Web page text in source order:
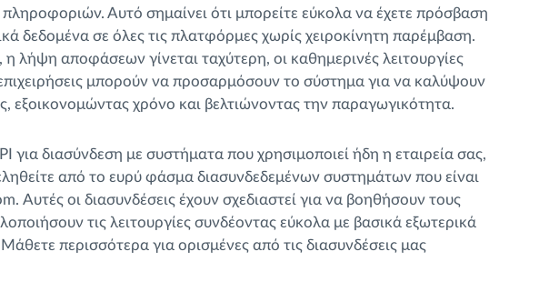
Αυτό σημαίνει ότι μπορείτε εύκολα να έχετε πρόσβαση
δεδομένα σε όλες τις πλατφόρμες χωρίς χειροκίνητη παρέμβαση.
λήψη αποφάσεων γίνεται ταχύτερη, οι καθημερινές λειτουργίες
μπορούν να προσαρμόσουν το σύστημα για να καλύψουν
εξοικονομώντας χρόνο και βελτιώνοντας την παραγωγικότητα.
για διασύνδεση με συστήματα που χρησιμοποιεί ήδη η εταιρεία σας,
από το ευρύ φάσμα διασυνδεδεμένων συστημάτων που είναι
Αυτές οι διασυνδέσεις έχουν σχεδιαστεί για να βοηθήσουν τους
τις λειτουργίες συνδέοντας εύκολα με βασικά εξωτερικά
περισσότερα για ορισμένες από τις διασυνδέσεις μας